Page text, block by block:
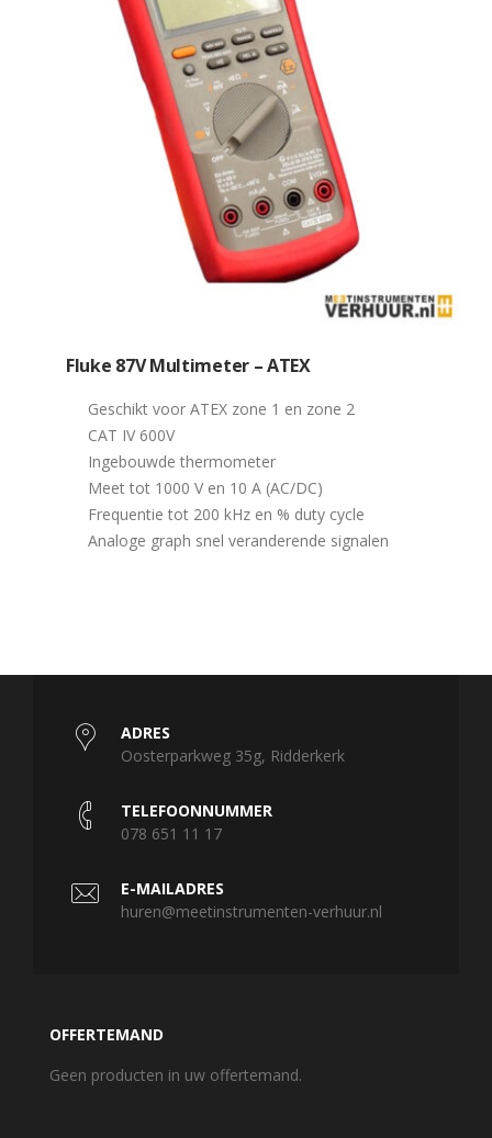
Fluke 87V Multimeter – ATEX
Geschikt voor ATEX zone 1 en zone 2
CAT IV 600V
Ingebouwde thermometer
Meet tot 1000 V en 10 A (AC/DC)
Frequentie tot 200 kHz en % duty cycle
Analoge graph snel veranderende signalen
ADRES
Oosterparkweg 35g, Ridderkerk
TELEFOONNUMMER
078 651 11 17
E-MAILADRES
huren@meetinstrumenten-verhuur.nl
OFFERTEMAND
Geen producten in uw offertemand.